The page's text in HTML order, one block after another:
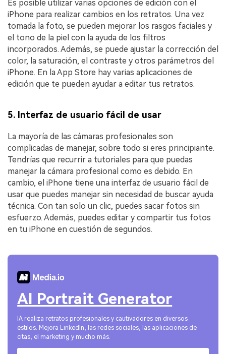
Es posible utilizar varias opciones de edición con el
iPhone para realizar cambios en los retratos. Una vez
tomada la foto, se pueden mejorar los rasgos faciales y
el tono de la piel con la ayuda de los filtros
incorporados. Además, se puede ajustar la corrección del
color, la saturación, el contraste y otros parámetros del
iPhone. En la App Store hay varias aplicaciones de
edición que te pueden ayudar a editar tus retratos.
5. Interfaz de usuario fácil de usar󠀲󠀡󠀡󠀤󠀦󠀡󠀡󠀥󠀡󠀳
La mayoría de las cámaras profesionales son
complicadas de manejar, sobre todo si eres principiante.󠀲󠀡󠀡󠀤󠀦󠀡󠀡󠀥󠀢󠀳󠀰
Tendrías que recurrir a tutoriales para que puedas
manejar la cámara profesional como es debido.󠀲󠀡󠀡󠀤󠀦󠀡󠀡󠀥󠀣󠀳󠀰 En
cambio, el iPhone tiene una interfaz de usuario fácil de
usar que puedes manejar sin necesidad de buscar ayuda
técnica.󠀲󠀡󠀡󠀤󠀦󠀡󠀡󠀥󠀤󠀳󠀰 Con tan solo un clic, puedes sacar fotos sin
esfuerzo.󠀲󠀡󠀡󠀤󠀦󠀡󠀡󠀥󠀥󠀳󠀰 Además, puedes editar y compartir tus fotos
en tu iPhone en cuestión de segundos.󠀲󠀡󠀡󠀤󠀦󠀡󠀡󠀥󠀦󠀳
AI Portrait Generator
IA realiza retratos profesionales y cautivadores en diversos
estilos. Mejora LinkedIn, las redes sociales, las aplicaciones de
citas, el marketing y mucho más.